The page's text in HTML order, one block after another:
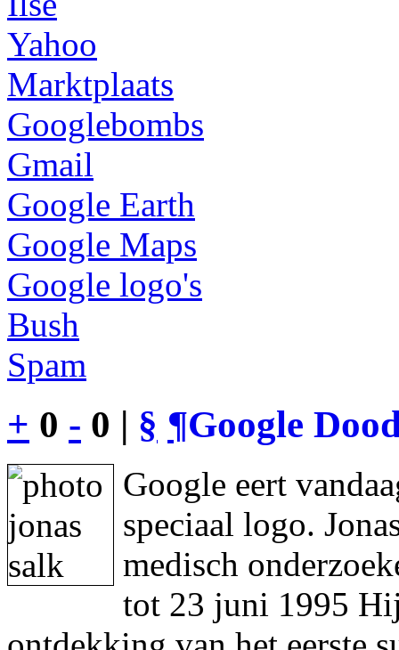
Yahoo
Marktplaats
Googlebombs
Gmail
Google Earth
Google Maps
Google logo's
Bush
Spam
+ 0 - 0 | § ¶Google
Google eert
speciaal logo.
medisch
tot 23 juni 1995